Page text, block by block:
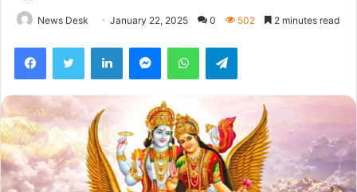
News Desk January 22, 2025 0 502 2 minutes read